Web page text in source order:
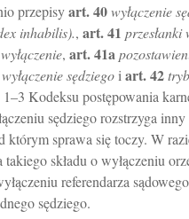
przepisyart.40wyłączenie
inhabilis)., art.41 przesłanki
, art.41a
sędziego i art.42
1–3 Kodeksu postępowania
sędziego rozstrzyga
którym sprawa się toczy. W
takiego składu o wyłączeniu
referendarza
sędziego.